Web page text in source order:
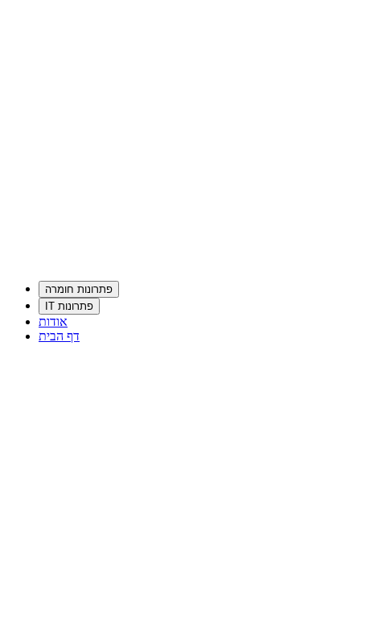
פתרונות חומרה
פתרונות IT
אודות
דף הבית